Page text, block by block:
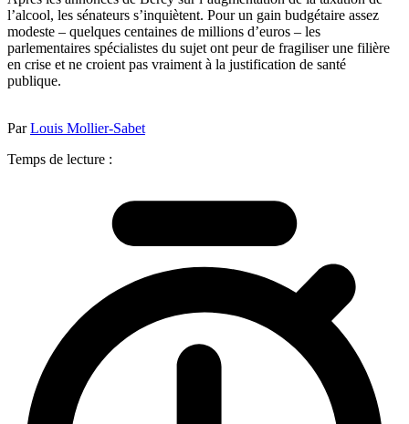
l’alcool, les sénateurs s’inquiètent. Pour un gain budgétaire assez
modeste – quelques centaines de millions d’euros – les
parlementaires spécialistes du sujet ont peur de fragiliser une filière
en crise et ne croient pas vraiment à la justification de santé
publique.
ParLouis Mollier-Sabet
Temps de lecture :